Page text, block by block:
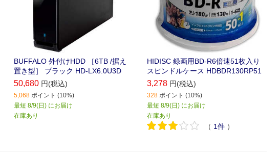
BUFFALO 外付けHDD ［6TB /据え
置き型］ ブラック HD-LX6.0U3D
50,680 円(税込)
5,068 ポイント (10%)
最短 8/9(日) にお届け
在庫あり
HIDISC 録画用BD-R6倍速51枚入り
スピンドルケース HDBDR130RP51
3,278 円(税込)
328 ポイント (10%)
最短 8/9(日) にお届け
在庫あり
（ 1件 ）